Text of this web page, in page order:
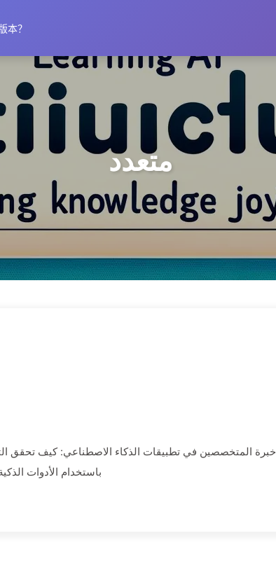
本？
متعدد
خبرة المتخصصين في تطبيقات الذكاء الاصطناعي: كيف تحقق
باستخدام الأدوات